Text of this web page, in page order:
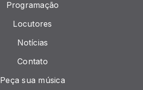
Programação
Locutores
Notícias
Contato
Peça sua música